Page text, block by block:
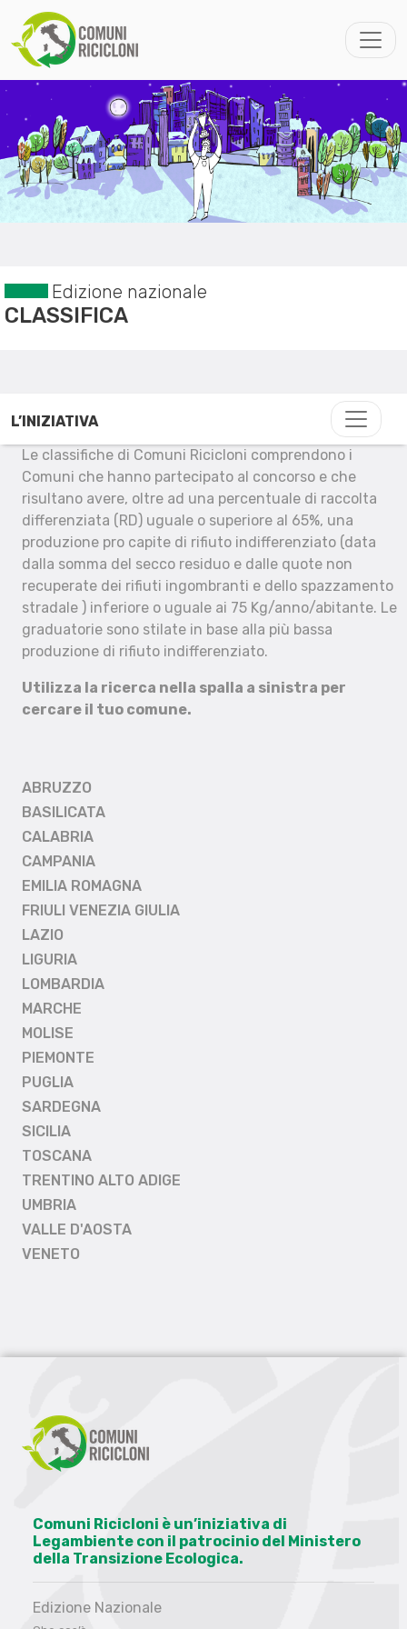
Edizione nazionale
CLASSIFICA
L’INIZIATIVA
Le classifiche di Comuni Ricicloni comprendono i
Comuni che hanno partecipato al concorso e che
risultano avere, oltre ad una percentuale di raccolta
differenziata (RD) uguale o superiore al 65%, una
produzione pro capite di rifiuto indifferenziato (data
dalla somma del secco residuo e dalle quote non
recuperate dei rifiuti ingombranti e dello spazzamento
stradale ) inferiore o uguale ai 75 Kg/anno/abitante. Le
graduatorie sono stilate in base alla più bassa
produzione di rifiuto indifferenziato.
Utilizza la ricerca nella spalla a sinistra per
cercare il tuo comune.
ABRUZZO
BASILICATA
CALABRIA
CAMPANIA
EMILIA ROMAGNA
FRIULI VENEZIA GIULIA
LAZIO
LIGURIA
LOMBARDIA
MARCHE
MOLISE
PIEMONTE
PUGLIA
SARDEGNA
SICILIA
TOSCANA
TRENTINO ALTO ADIGE
UMBRIA
VALLE D'AOSTA
VENETO
Comuni Ricicloni è un’iniziativa di
Legambiente con il patrocinio del Ministero
della Transizione Ecologica.
Edizione Nazionale